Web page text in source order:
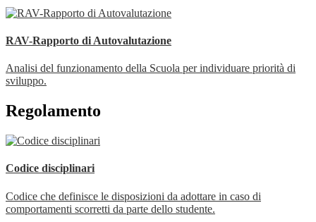
RAV-Rapporto di Autovalutazione
Analisi del funzionamento della Scuola per individuare priorità di
sviluppo.
Regolamento
Codice disciplinari
Codice che definisce le disposizioni da adottare in caso di
comportamenti scorretti da parte dello studente.